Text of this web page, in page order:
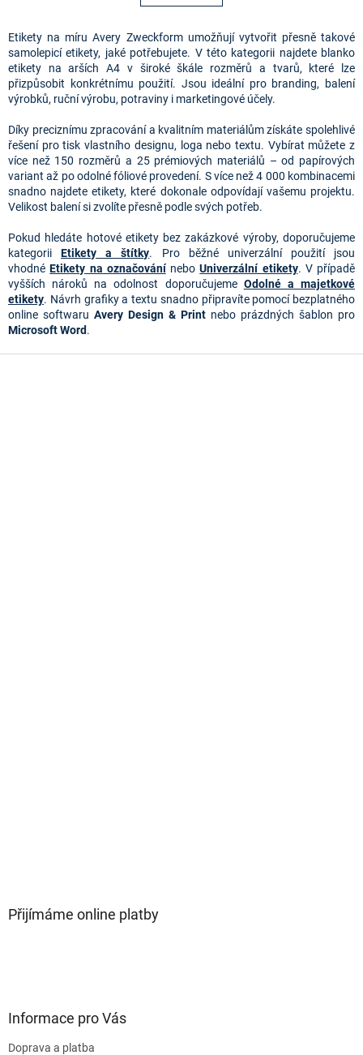
á
a
c
í
p
r
k
y
v
ý
p
i
u
k
v
á
n
í
Etikety na míru Avery Zweckform umožňují vytvořit přesně takové
samolepicí etikety, jaké potřebujete. V této kategorii najdete blanko
etikety na arších A4 v široké škále rozměrů a tvarů, které lze
přizpůsobit konkrétnímu použití. Jsou ideální pro branding, balení
výrobků, ruční výrobu, potraviny i marketingové účely.
Díky preciznímu zpracování a kvalitním materiálům získáte spolehlivé
řešení pro tisk vlastního designu, loga nebo textu. Vybírat můžete z
více než 150 rozměrů a 25 prémiových materiálů – od papírových
variant až po odolné fóliové provedení. S více než 4 000 kombinacemi
snadno najdete etikety, které dokonale odpovídají vašemu projektu.
Velikost balení si zvolíte přesně podle svých potřeb.
Pokud hledáte hotové etikety bez zakázkové výroby, doporučujeme
kategoriiEtikety a štítky. Pro běžné univerzální použití jsou
vhodnéEtikety na označováníneboUniverzální etikety. V případě
vyšších nároků na odolnost doporučujeme Odolné a majetkové
etikety. Návrh grafiky a textu snadno připravíte pomocí bezplatného
online softwaru Avery Design & Print nebo prázdných šablon pro
Microsoft Word.
Přijímáme online platby
Informace pro Vás
Doprava a platba